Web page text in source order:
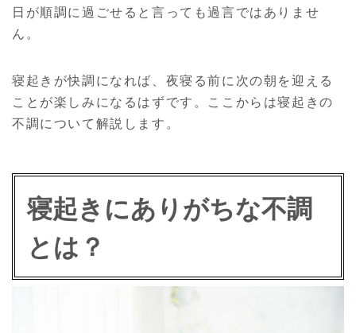
日が順調に過ごせると言っても過言ではありませ
ん。
寝起きが快調になれば、夜寝る前に次の朝を迎える
ことが楽しみになるはずです。ここからは寝起きの
不調について解説します。
寝起きにありがちな不調
とは？